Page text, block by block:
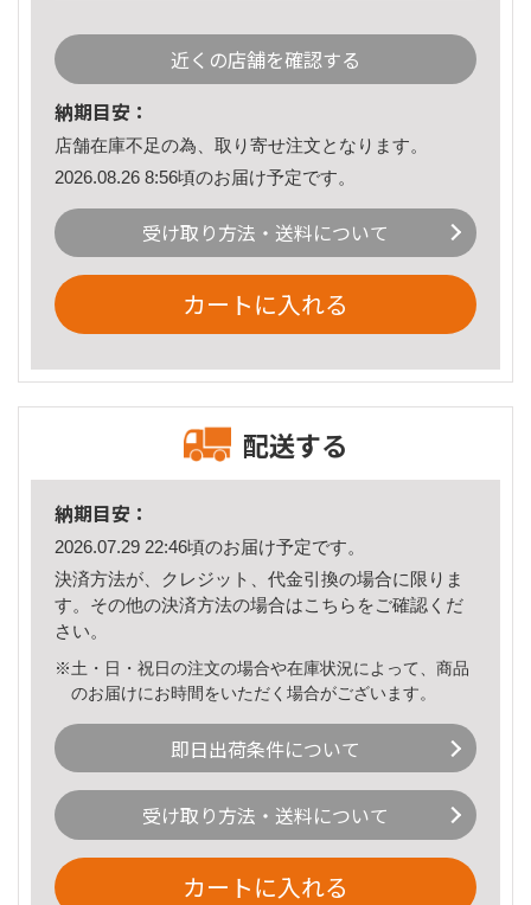
近くの店舗を確認する
納期目安：
店舗在庫不足の為、取り寄せ注文となります。
2026.08.26 8:56頃のお届け予定です。
受け取り方法・送料について
カートに入れる
配送する
納期目安：
2026.07.29 22:46頃のお届け予定です。
決済方法が、クレジット、代金引換の場合に限りま
す。その他の決済方法の場合はこちら をご確認くだ
さい。
※土・日・祝日の注文の場合や在庫状況によって、商品
のお届けにお時間をいただく場合がございます。
即日出荷条件について
受け取り方法・送料について
カートに入れる